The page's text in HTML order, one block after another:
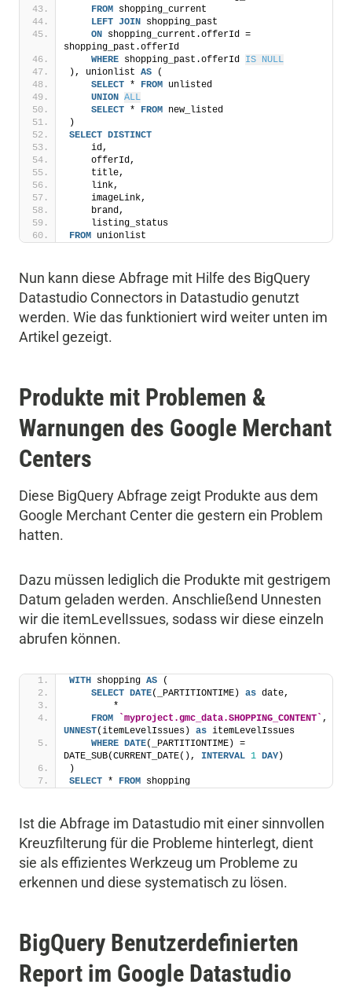
FROM shopping_current
LEFT JOIN shopping_past
ON shopping_current.offerId =
shopping_past.offerId
WHERE shopping_past.offerId IS NULL
), unionlist AS (
SELECT * FROM unlisted
UNION ALL
SELECT * FROM new_listed
)
SELECT DISTINCT
    id,
    offerId,
    title,
    link,
    imageLink,
    brand,
    listing_status
FROM unionlist
Nun kann diese Abfrage mit Hilfe des BigQuery
Datastudio Connectors in Datastudio genutzt
werden. Wie das funktioniert wird weiter unten im
Artikel gezeigt.
Produkte mit Problemen &
Warnungen des Google Merchant
Centers
Diese BigQuery Abfrage zeigt Produkte aus dem
Google Merchant Center die gestern ein Problem
hatten.
Dazu müssen lediglich die Produkte mit gestrigem
Datum geladen werden. Anschließend Unnesten
wir die itemLevelIssues, sodass wir diese einzeln
abrufen können.
WITH shopping AS (
SELECT DATE(_PARTITIONTIME) as date,
        *
FROM
`myproject.gmc_data.SHOPPING_CONTENT`
UNNEST(itemLevelIssues) as itemLevelIssues
WHERE DATE(_PARTITIONTIME) =
DATE_SUB(CURRENT_DATE(), INTERVAL 1 DAY)
)
SELECT * FROM shopping
Ist die Abfrage im Datastudio mit einer sinnvollen
Kreuzfilterung für die Probleme hinterlegt, dient
sie als effizientes Werkzeug um Probleme zu
erkennen und diese systematisch zu lösen.
BigQuery Benutzerdefinierten
Report im Google Datastudio